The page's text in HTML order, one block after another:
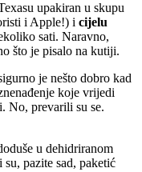
upakiran u skupu
i Apple!) i cijelu
sati. Naravno,
što je pisalo na kutiji.
je nešto dobro kad
koje vrijedi
No, prevarili su se.
u dehidriranom
su, pazite sad, paketić